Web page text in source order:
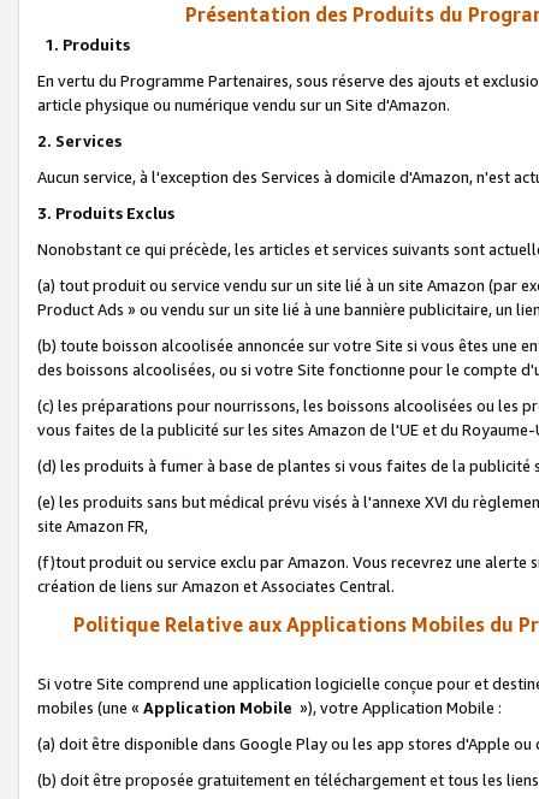
Présentation des Produits du
1. Produits
En vertu du Programme Partenaires, sous réserve des ajouts et
article physique ou numérique vendu sur un Site d'Amazon.
2. Services
Aucun service, à l'exception des Services à domicile d'Amazon, n'est
3. Produits Exclus
Nonobstant ce qui précède, les articles et services suivants sont
(a) tout produit ou service vendu sur un site lié à un site Amazon (par
Product Ads » ou vendu sur un site lié à une bannière publicitaire, un
(b) toute boisson alcoolisée annoncée sur votre Site si vous êtes une
des boissons alcoolisées, ou si votre Site fonctionne pour le compte
(c) les préparations pour nourrissons, les boissons alcoolisées ou les
vous faites de la publicité sur les sites Amazon de l'UE et du Royaume-
(d) les produits à fumer à base de plantes si vous faites de la publicité
(e) les produits sans but médical prévu visés à l'annexe XVI du
site Amazon FR,
(f)tout produit ou service exclu par Amazon. Vous recevrez une alerte
création de liens sur Amazon et Associates Central.
Politique Relative aux Applications Mobiles du
Si votre Site comprend une application logicielle conçue pour et
mobiles (une « Application Mobile »), votre Application Mobile :
(a) doit être disponible dans Google Play ou les app stores d'Apple ou
(b) doit être proposée gratuitement en téléchargement et tous les